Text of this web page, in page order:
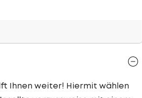
Ihnen weiter! Hiermit wählen